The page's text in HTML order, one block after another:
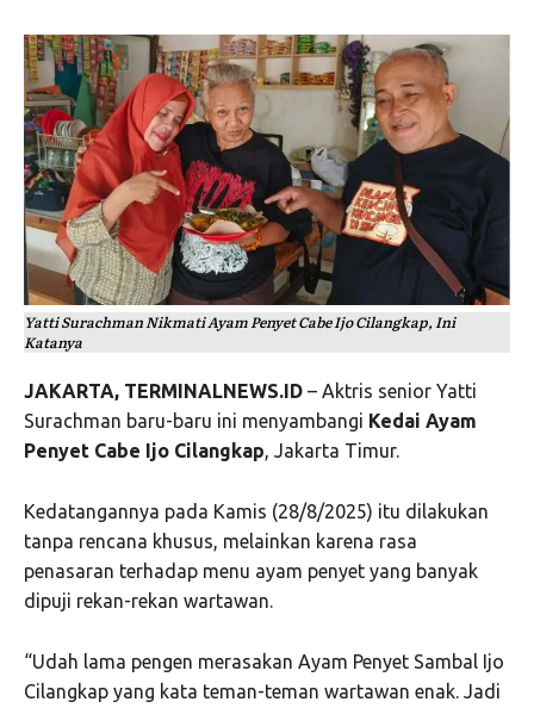
Yatti Surachman Nikmati Ayam Penyet Cabe Ijo Cilangkap, Ini
Katanya
JAKARTA, TERMINALNEWS.ID – Aktris senior Yatti
Surachman baru-baru ini menyambangi Kedai Ayam
Penyet Cabe Ijo Cilangkap, Jakarta Timur.
Kedatangannya pada Kamis (28/8/2025) itu dilakukan
tanpa rencana khusus, melainkan karena rasa
penasaran terhadap menu ayam penyet yang banyak
dipuji rekan-rekan wartawan.
“Udah lama pengen merasakan Ayam Penyet Sambal Ijo
Cilangkap yang kata teman-teman wartawan enak. Jadi